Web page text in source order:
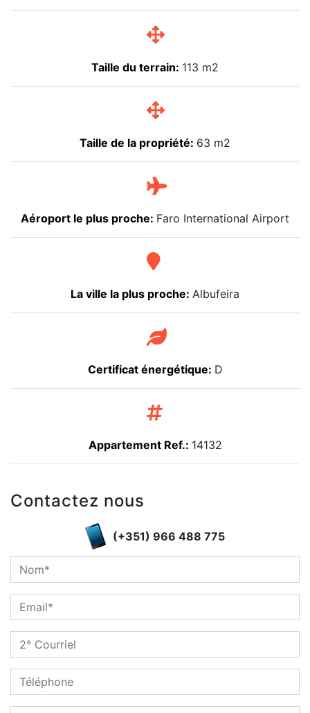
Taille du terrain: 113 m2
Taille de la propriété: 63 m2
Aéroport le plus proche: Faro International Airport
La ville la plus proche: Albufeira
Certificat énergétique: D
Appartement Ref.: 14132
Contactez nous
(+351) 966 488 775